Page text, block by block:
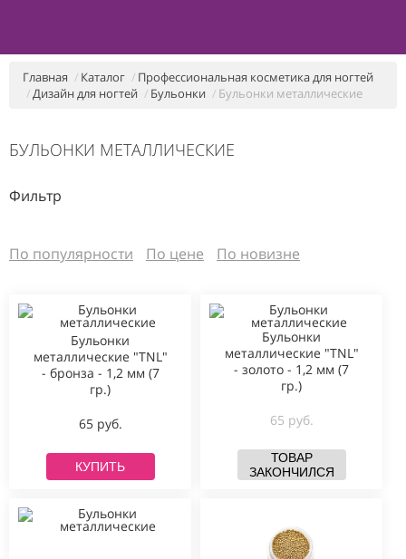
Главная Каталог
Профессиональная косметика для ногтей
Дизайн для ногтей
Бульонки Бульонки металлические
БУЛЬОНКИ МЕТАЛЛИЧЕСКИЕ
Фильтр
По популярности По цене По новизне
Бульонки
металлические "TNL"
- бронза - 1,2 мм (7
гр.)
65 руб.
КУПИТЬ
Бульонки
металлические "TNL"
- золото - 1,2 мм (7
гр.)
65 руб.
ТОВАР
ЗАКОНЧИЛСЯ